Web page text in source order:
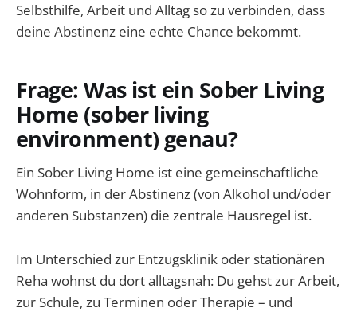
Selbsthilfe, Arbeit und Alltag so zu verbinden, dass
deine Abstinenz eine echte Chance bekommt.
Frage: Was ist ein Sober Living
Home (sober living
environment) genau?
Ein Sober Living Home ist eine gemeinschaftliche
Wohnform, in der Abstinenz (von Alkohol und/oder
anderen Substanzen) die zentrale Hausregel ist.
Im Unterschied zur Entzugsklinik oder stationären
Reha wohnst du dort alltagsnah: Du gehst zur Arbeit,
zur Schule, zu Terminen oder Therapie – und